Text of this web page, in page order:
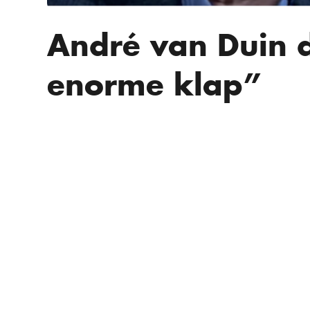
André van Duin
enorme klap”